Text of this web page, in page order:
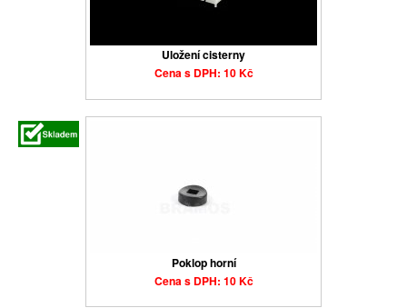
Uložení cisterny
Cena s DPH: 10 Kč
Poklop horní
Cena s DPH: 10 Kč